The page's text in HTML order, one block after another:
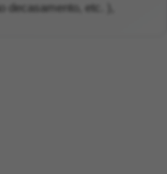
decasamento, etc. ),